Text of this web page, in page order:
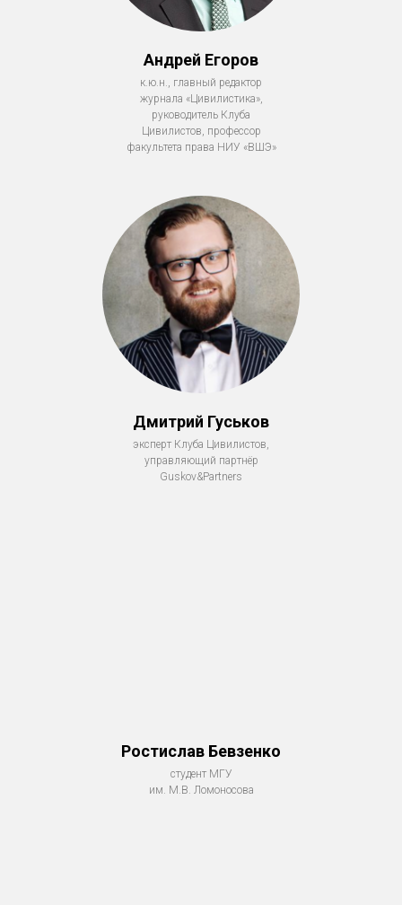
Андрей Егоров
к.ю.н., главный редактор
журнала «Цивилистика»,
руководитель Клуба
Цивилистов, профессор
факультета права НИУ «ВШЭ»
Дмитрий Гуськов
эксперт Клуба Цивилистов,
управляющий партнёр
Guskov&Partners
Ростислав Бевзенко
студент МГУ
им. М.В. Ломоносова